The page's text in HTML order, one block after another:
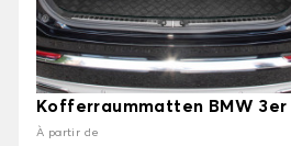
Kofferraummatten BMW 3er
À partir de